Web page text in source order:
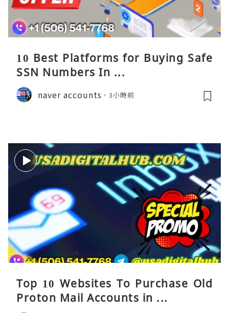
10 Best Platforms for Buying Safe
SSN Numbers In ...
naver accounts 3小時前
Top 10 Websites To Purchase Old
Proton Mail Accounts in ...